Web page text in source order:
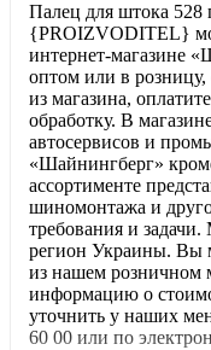
Палец для штока 528
{PROIZVODITEL}
интернет-магазине
оптом или в
из магазина,
обработку. В
автосервисов и
«Шайнингберг»
ассортименте
шиномонтажа и
требования и
регион Украины. Вы
из нашем розничном
информацию о
уточнить у наших
60 00 или по